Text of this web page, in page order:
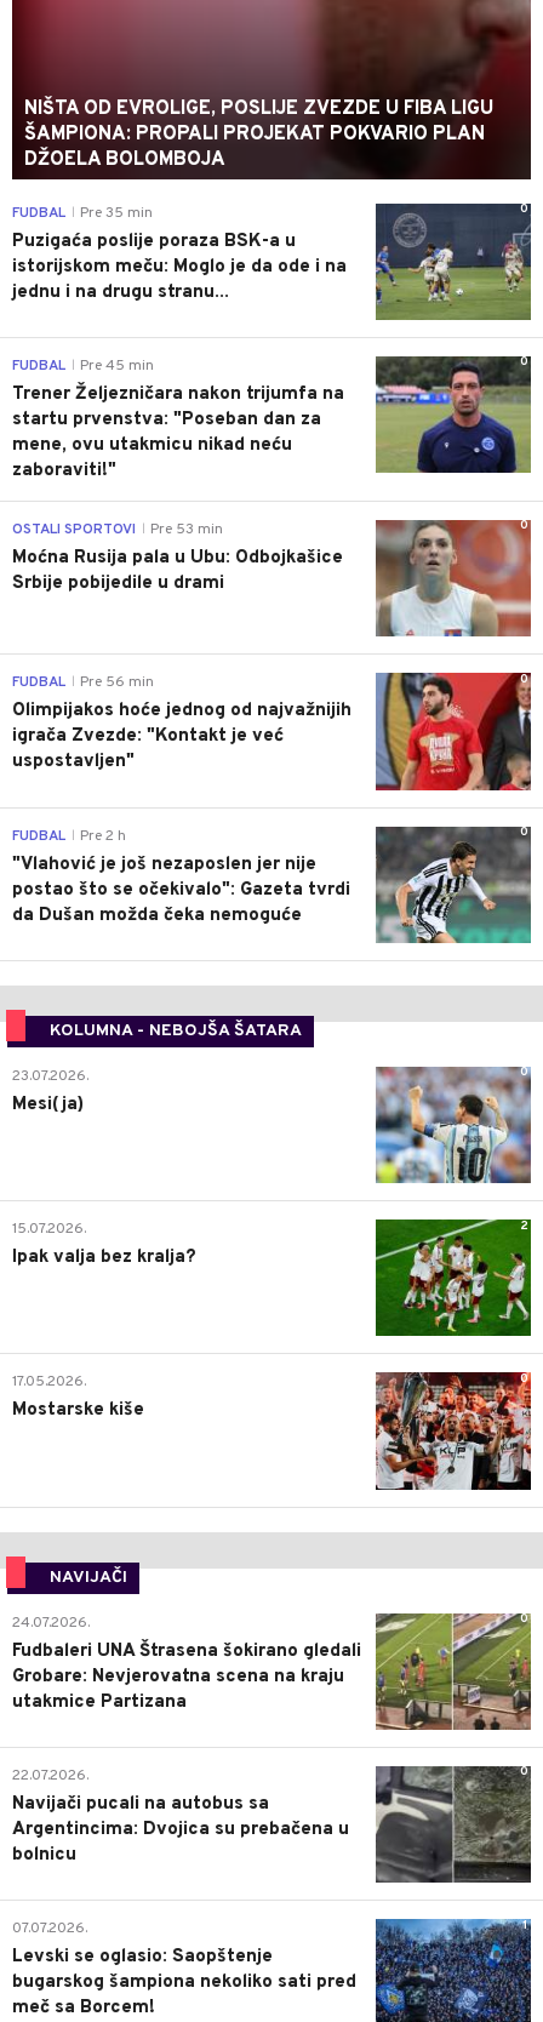
NIŠTA OD EVROLIGE, POSLIJE ZVEZDE U FIBA LIGU
ŠAMPIONA: PROPALI PROJEKAT POKVARIO PLAN
DŽOELA BOLOMBOJA
0
FUDBAL Pre 35 min
Puzigaća poslije poraza BSK-a u
istorijskom meču: Moglo je da ode i na
jednu i na drugu stranu...
0
FUDBAL Pre 45 min
Trener Željezničara nakon trijumfa na
startu prvenstva: "Poseban dan za
mene, ovu utakmicu nikad neću
zaboraviti!"
0
OSTALI SPORTOVI Pre 53 min
Moćna Rusija pala u Ubu: Odbojkašice
Srbije pobijedile u drami
0
FUDBAL Pre 56 min
Olimpijakos hoće jednog od najvažnijih
igrača Zvezde: "Kontakt je već
uspostavljen"
0
FUDBAL Pre 2 h
"Vlahović je još nezaposlen jer nije
postao što se očekivalo": Gazeta tvrdi
da Dušan možda čeka nemoguće
KOLUMNA - NEBOJŠA ŠATARA
0
23.07.2026.
Mesi(ja)
2
15.07.2026.
Ipak valja bez kralja?
0
17.05.2026.
Mostarske kiše
NAVIJAČI
0
24.07.2026.
Fudbaleri UNA Štrasena šokirano gledali
Grobare: Nevjerovatna scena na kraju
utakmice Partizana
0
22.07.2026.
Navijači pucali na autobus sa
Argentincima: Dvojica su prebačena u
bolnicu
1
07.07.2026.
Levski se oglasio: Saopštenje
bugarskog šampiona nekoliko sati pred
meč sa Borcem!